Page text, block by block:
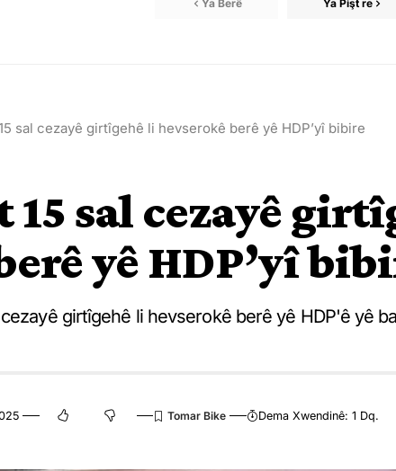
Ya Berê Ya Pişt re
sal cezayê girtîgehê li hevserokê berê yê HDP’yî bibire
15 sal cezayê
yê HDP’yî
girtîgehê li hevserokê berê yê HDP'ê yê
Dema Xwendinê: 1 Dq.